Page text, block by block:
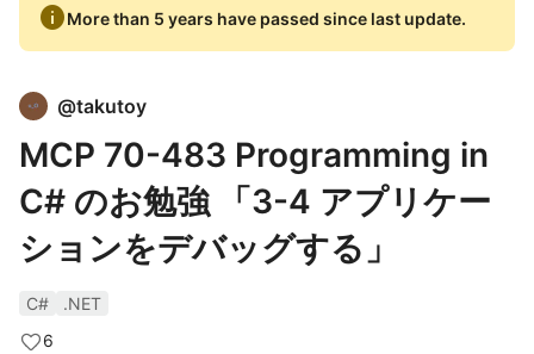
infoMore than 5 years have passed since last update.
@takutoy
MCP 70-483 Programming in
C# のお勉強 「3-4 アプリケー
ションをデバッグする」
C#
.NET
6